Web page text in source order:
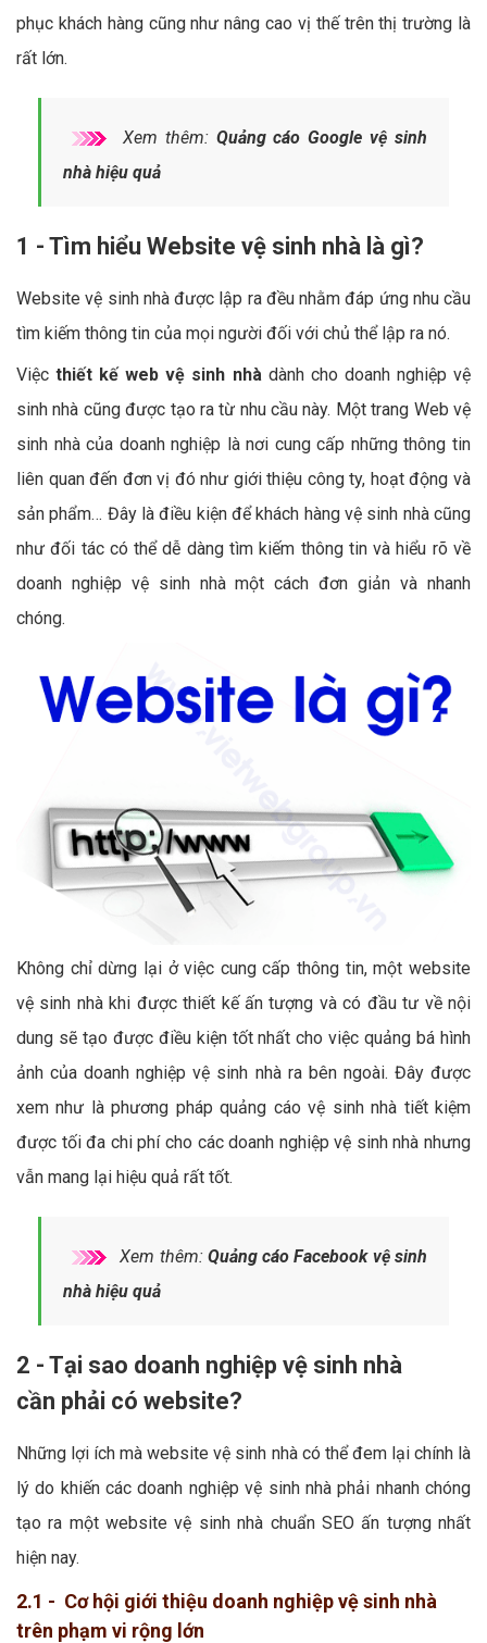
phục khách hàng cũng như nâng cao vị thế trên thị trường là
rất lớn.
Xem thêm: Quảng cáo Google vệ sinh
nhà hiệu quả
1 - Tìm hiểu Website vệ sinh nhà là gì?
Website vệ sinh nhà được lập ra đều nhằm đáp ứng nhu cầu
tìm kiếm thông tin của mọi người đối với chủ thể lập ra nó.
Việcthiết kế web vệ sinh nhàdành cho doanh nghiệp vệ
sinh nhà cũng được tạo ra từ nhu cầu này. Một trang Web vệ
sinh nhà của doanh nghiệp là nơi cung cấp những thông tin
liên quan đến đơn vị đó như giới thiệu công ty, hoạt động và
sản phẩm… Đây là điều kiện để khách hàng vệ sinh nhà cũng
như đối tác có thể dễ dàng tìm kiếm thông tin và hiểu rõ về
doanh nghiệp vệ sinh nhà một cách đơn giản và nhanh
chóng.
Không chỉ dừng lại ở việc cung cấp thông tin, một website
vệ sinh nhà khi được thiết kế ấn tượng và có đầu tư về nội
dung sẽ tạo được điều kiện tốt nhất cho việc quảng bá hình
ảnh của doanh nghiệp vệ sinh nhà ra bên ngoài. Đây được
xem như là phương pháp quảng cáo vệ sinh nhà tiết kiệm
được tối đa chi phí cho các doanh nghiệp vệ sinh nhà nhưng
vẫn mang lại hiệu quả rất tốt.
Xem thêm: Quảng cáo Facebook vệ sinh
nhà hiệu quả
2 - Tại sao doanh nghiệp vệ sinh nhà
cần phải có website?
Những lợi ích mà website vệ sinh nhà có thể đem lại chính là
lý do khiến các doanh nghiệp vệ sinh nhà phải nhanh chóng
tạo ra một website vệ sinh nhà chuẩn SEO ấn tượng nhất
hiện nay.
2.1 - Cơ hội giới thiệu doanh nghiệp vệ sinh nhà
trên phạm vi rộng lớn